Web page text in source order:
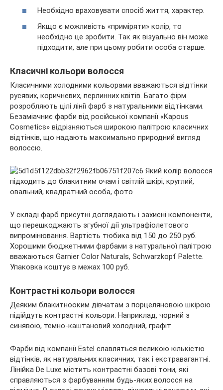
Необхідно враховувати спосіб життя, характер.
Якщо є можливість «приміряти» колір, то
необхідно це зробити. Так як візуально він може
підходити, але при цьому робити особа старше.
Класичні кольори волосся
Класичними холодними кольорами вважаються відтінки
русявих, коричневих, перлинних квітів. Багато фірм
розробляють цілі лінії фарб з натуральними відтінками.
Безаміачниє фарби від російської компанії «Kapous
Cosmetics» відрізняються широкою палітрою класичних
відтінків, що надають максимально природний вигляд
волоссю.
У складі фарб присутні доглядають і захисні компоненти,
що перешкоджають згубної дії ультрафіолетового
випромінювання. Вартість тюбика від 150 до 250 руб.
Хорошими бюджетними фарбами з натуральної палітрою
вважаються Garnier Color Naturals, Schwarzkopf Palette.
Упаковка коштує в межах 100 руб.
Контрастні кольори волосся
Деяким блакитнооким дівчатам з порцеляновою шкірою
підійдуть контрастні кольори. Наприклад, чорний з
синявою, темно-каштановий холодний, графіт.
Фарби від компанії Estel славляться великою кількістю
відтінків, як натуральних класичних, так і екстравагантні.
Лінійка De Luxe містить контрастні базові тони, які
справляються з фарбуванням будь-яких волосся на